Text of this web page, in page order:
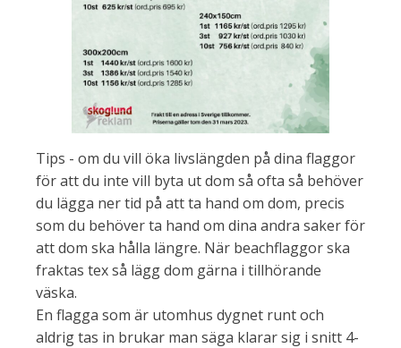
Tips - om du vill öka livslängden på dina flaggor
för att du inte vill byta ut dom så ofta så behöver
du lägga ner tid på att ta hand om dom, precis
som du behöver ta hand om dina andra saker för
att dom ska hålla längre. När beachflaggor ska
fraktas tex så lägg dom gärna i tillhörande
väska.
En flagga som är utomhus dygnet runt och
aldrig tas in brukar man säga klarar sig i snitt 4-